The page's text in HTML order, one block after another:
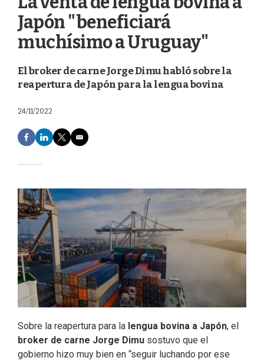
Japón "beneficiará
muchísimo a Uruguay"
El broker de carne Jorge Dimu habló sobre la
reapertura de Japón para la lengua bovina
24/11/2022
F
a
e
o
o
k
L
i
d
I
n
T
w
e
r
E
m
Sobre la reapertura para la lengua bovina a Japón, el
broker de carne Jorge Dimu sostuvo que el
gobierno hizo muy bien en “seguir luchando por ese